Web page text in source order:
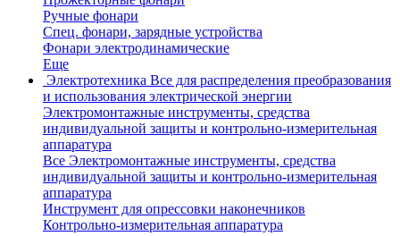
Ручные фонари
Спец. фонари, зарядные устройства
Фонари электродинамические
Еще
Электротехника Все для распределения преобразования
и использования электрической энергии
Электромонтажные инструменты, средства
индивидуальной защиты и контрольно-измерительная
аппаратура
Все Электромонтажные инструменты, средства
индивидуальной защиты и контрольно-измерительная
аппаратура
Инструмент для опрессовки наконечников
Контрольно-измерительная аппаратура